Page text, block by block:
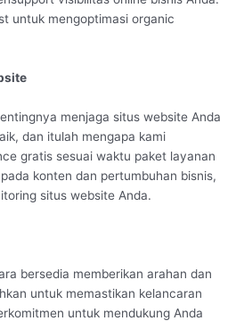
untuk mengoptimasi organic
menjaga situs website Anda
dan itulah mengapa kami
gratis sesuai waktu paket layanan
konten dan pertumbuhan bisnis,
situs website Anda.
bersedia memberikan arahan dan
untuk memastikan kelancaran
untuk mendukung Anda